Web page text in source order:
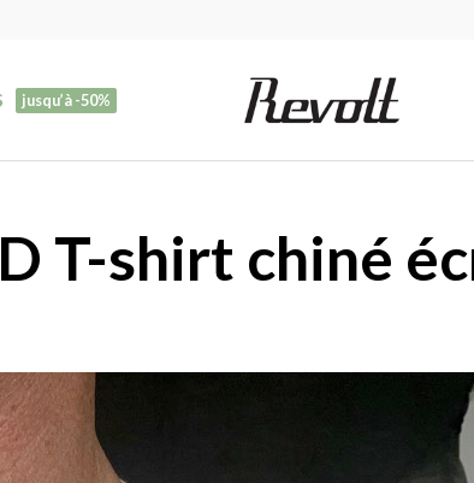
jusqu’à -50%
T-shirt chiné